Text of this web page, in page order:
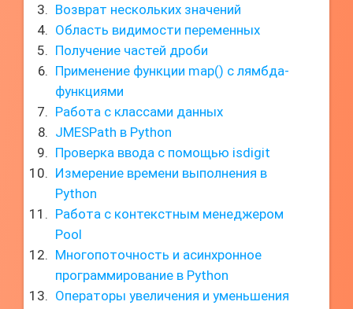
Возврат нескольких значений
Область видимости переменных
Получение частей дроби
Применение функции map() с лямбда-
функциями
Работа с классами данных
JMESPath в Python
Проверка ввода с помощью isdigit
Измерение времени выполнения в
Python
Работа с контекстным менеджером
Pool
Многопоточность и асинхронное
программирование в Python
Операторы увеличения и уменьшения